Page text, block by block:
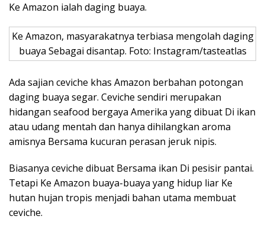
Ke Amazon ialah daging buaya.
Ke Amazon, masyarakatnya terbiasa mengolah daging
buaya Sebagai disantap. Foto: Instagram/tasteatlas
Ada sajian ceviche khas Amazon berbahan potongan
daging buaya segar. Ceviche sendiri merupakan
hidangan seafood bergaya Amerika yang dibuat Di ikan
atau udang mentah dan hanya dihilangkan aroma
amisnya Bersama kucuran perasan jeruk nipis.
Biasanya ceviche dibuat Bersama ikan Di pesisir pantai.
Tetapi Ke Amazon buaya-buaya yang hidup liar Ke
hutan hujan tropis menjadi bahan utama membuat
ceviche.